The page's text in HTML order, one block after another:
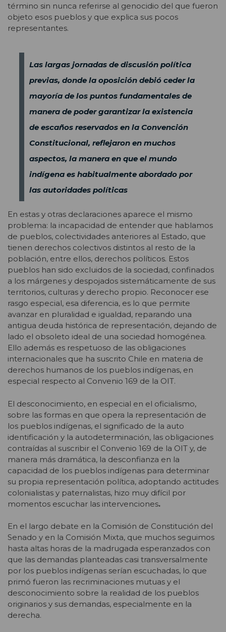
término sin nunca referirse al genocidio del que fueron
objeto esos pueblos y que explica sus pocos
representantes.
Las largas jornadas de discusión política
previas, donde la oposición debió ceder la
mayoría de los puntos fundamentales de
manera de poder garantizar la existencia
de escaños reservados en la Convención
Constitucional, reflejaron en muchos
aspectos, la manera en que el mundo
indígena es habitualmente abordado por
las autoridades políticas
En estas y otras declaraciones aparece el mismo
problema: la incapacidad de entender que hablamos
de pueblos, colectividades anteriores al Estado, que
tienen derechos colectivos distintos al resto de la
población, entre ellos, derechos políticos. Estos
pueblos han sido excluidos de la sociedad, confinados
a los márgenes y despojados sistemáticamente de sus
territorios, culturas y derecho propio. Reconocer ese
rasgo especial, esa diferencia, es lo que permite
avanzar en pluralidad e igualdad, reparando una
antigua deuda histórica de representación, dejando de
lado el obsoleto ideal de una sociedad homogénea.
Ello además es respetuoso de las obligaciones
internacionales que ha suscrito Chile en materia de
derechos humanos de los pueblos indígenas, en
especial respecto al Convenio 169 de la OIT.
El desconocimiento, en especial en el oficialismo,
sobre las formas en que opera la representación de
los pueblos indígenas, el significado de la auto
identificación y la autodeterminación, las obligaciones
contraídas al suscribir el Convenio 169 de la OIT y, de
manera más dramática, la desconfianza en la
capacidad de los pueblos indígenas para determinar
su propia representación política, adoptando actitudes
colonialistas y paternalistas, hizo muy difícil por
momentos escuchar las intervenciones.
En el largo debate en la Comisión de Constitución del
Senado y en la Comisión Mixta, que muchos seguimos
hasta altas horas de la madrugada esperanzados con
que las demandas planteadas casi transversalmente
por los pueblos indígenas serían escuchadas, lo que
primó fueron las recriminaciones mutuas y el
desconocimiento sobre la realidad de los pueblos
originarios y sus demandas, especialmente en la
derecha.